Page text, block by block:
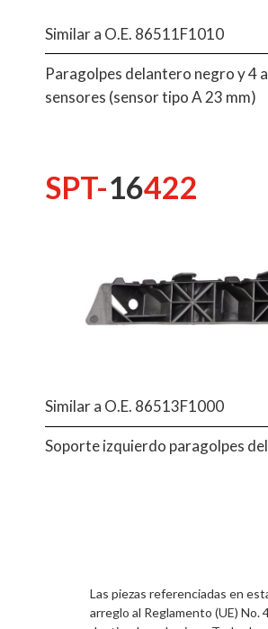
Similar a O.E. 86511F1010
Paragolpes delantero negro y 4
sensores (sensor tipo A 23 mm)
SPT-16422
Similar a O.E. 86513F1000
Soporte izquierdo paragolpes
Las piezas referenciadas en
arreglo al Reglamento (UE)